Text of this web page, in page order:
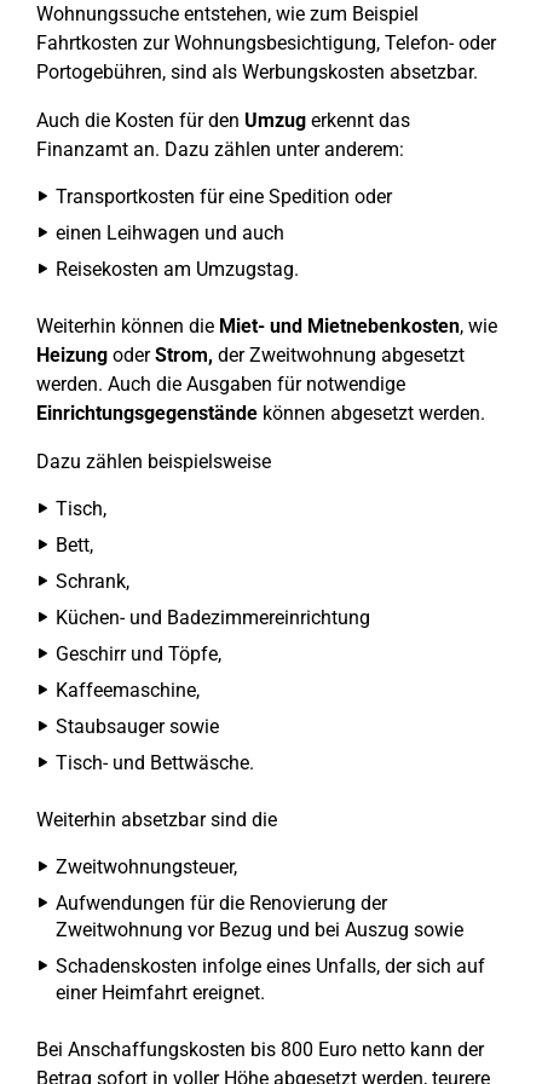
Wohnungssuche entstehen, wie zum Beispiel
Fahrtkosten zur Wohnungsbesichtigung, Telefon- oder
Portogebühren, sind als Werbungskosten absetzbar.
Auch die Kosten für den Umzug erkennt das
Finanzamt an. Dazu zählen unter anderem:
Transportkosten für eine Spedition oder
einen Leihwagen und auch
Reisekosten am Umzugstag.
Weiterhin können die Miet- und Mietnebenkosten, wie
Heizung oderStrom, der Zweitwohnung abgesetzt
werden. Auch die Ausgaben für notwendige
Einrichtungsgegenstände können abgesetzt werden.
Dazu zählen beispielsweise
Tisch,
Bett,
Schrank,
Küchen- und Badezimmereinrichtung
Geschirr und Töpfe,
Kaffeemaschine,
Staubsauger sowie
Tisch- und Bettwäsche.
Weiterhin absetzbar sind die
Zweitwohnungsteuer,
Aufwendungen für die Renovierung der
Zweitwohnung vor Bezug und bei Auszug sowie
Schadenskosten infolge eines Unfalls, der sich auf
einer Heimfahrt ereignet.
Bei Anschaffungskosten bis 800 Euro netto kann der
Betrag sofort in voller Höhe abgesetzt werden, teurere